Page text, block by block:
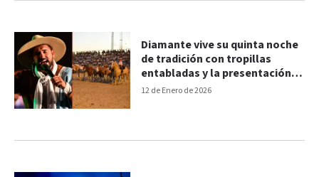
12 de Enero de 2026
Diamante vive su quinta noche
de tradición con tropillas
entabladas y la presentación
de Lázaro Caballero